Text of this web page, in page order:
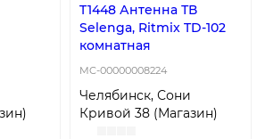
T1448 Антенна ТВ
Selenga, Ritmix TD-102
комнатная
MC-00000008224
Челябинск, Сони
Кривой 38 (Магазин)